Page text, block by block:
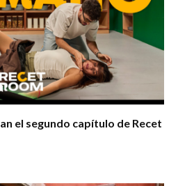
el segundo capítulo de Recet